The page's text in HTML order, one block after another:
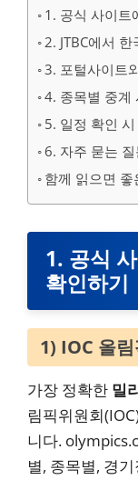
1. 공식 사이트
2. JTBC에서
3. 포털사이트
4. 종목별 중계
5. 일정 확인
6. 자주 묻는 질
함께 읽으면 좋
1. 공식
확인하기
1) IOC 올
가장 정확한 밀
림픽위원회
니다.
별, 종목별, 경